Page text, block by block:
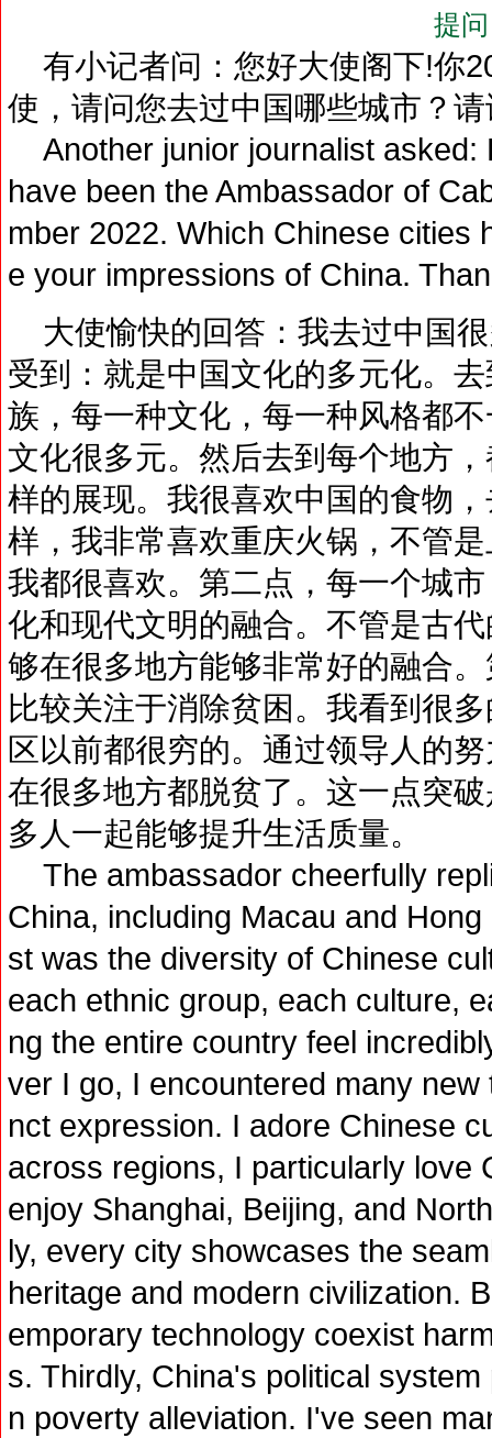
提问
有小记者问：您好大使阁下!你
使，请问您去过中国哪些城市？
Another junior journalist asked:
have been the Ambassador of
mber 2022. Which Chinese cities
e your impressions of China.
大使愉快的回答：我去过中国
受到：就是中国文化的多元化。
族，每一种文化，每一种风格都
文化很多元。然后去到每个地方
样的展现。我很喜欢中国的食物
样，我非常喜欢重庆火锅，不管
我都很喜欢。第二点，每一个城
化和现代文明的融合。不管是古
够在很多地方能够非常好的融合
比较关注于消除贫困。我看到很
区以前都很穷的。通过领导人的
在很多地方都脱贫了。这一点突
多人一起能够提升生活质量。
The ambassador cheerfully
China, including Macau and
st was the diversity of Chinese
each ethnic group, each culture,
ng the entire country feel
ver I go, I encountered many
nct expression. I adore Chinese
across regions, I particularly love
enjoy Shanghai, Beijing, and
ly, every city showcases the
heritage and modern civilization.
emporary technology coexist
s. Thirdly, China's political
n poverty alleviation. I've seen